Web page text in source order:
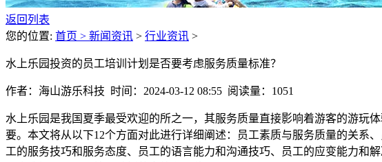
返回列表
您的位置: 首页 > 新闻资讯 > 行业资讯 >
水上乐园投资的员工培训计划是否要考虑服务质量标准？
作者：海山游乐科技 时间：2024-03-12 08:55 阅读量：1051
水上乐园是我国夏季最受欢迎的所之一，其服务质量直接影响着游客的游玩
要。本文将从以下12个方面对此进行详细阐述：员工素质与服务质量的关系
工的服务技巧和服务态度、员工的语言能力和沟通技巧、员工的应变能力和